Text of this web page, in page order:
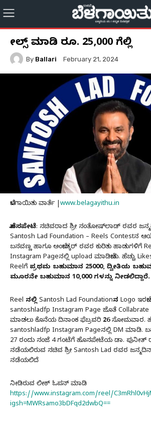
ರೀಲ್ಸ್‌ ಮಾಡಿ ರೂ. 25,000 ಗೆಲ್ಲಿ
By Ballari February 21, 2024
ಬೆಳಗಾಯಿತು ವಾರ್ತೆ | www.belagayithu.in
ಹೊಸಪೇಟೆ: ಸಚಿವರಾದ ಶ್ರೀ ಸಂತೋಷ್‌ಲಾಡ್‌ ರವರ
Santosh Lad Foundation – Reels
ಬಸವಣ್ಣ ಹಾಗೂ ಅಂಬೇಡ್ಕರ್‌ ರವರ ಕುರಿತು ಹಾಡುಗಳಿಗೆ
Instagram Pageನಲ್ಲಿ upload ಮಾಡಿಬೇಕು. ಹೆಚ್ಚು
Reelಗೆ ಪ್ರಥಮ ಬಹುಮಾನ 25000, ದ್ವೀತಿಯ
ಮೂರನೇ ಬಹುಮಾನ 10,000 ಗಳನ್ನು ನೀಡಲಿದ್ದಾರೆ.
Reel ನಲ್ಲಿ Santosh Lad Foundationನ Logo
santoshladfp Instagram Page ಜೊತೆ Collabrate
ಮಾಡಲು ಕೊನೆಯ ದಿನಾಂಕ ಫೆಬ್ರವರಿ 26ಸೋಮವಾರ.
santoshladfp Instagram Pageನಲ್ಲಿ DM ಮಾಡಿ.
27 ರಂದು ಸಂಜೆ 4 ಗಂಟೆಗೆ ಹೊಸಪೇಟೆಯ ಡಾ. ಪುನೀತ್‌
ನಡೆಯಲಿರುವ ಸಚಿವ ಶ್ರೀ Santosh Lad ರವರ
ನಡೆಯಲಿದೆ
ನೀಡಿರುವ ಲೀಕ್‌ ಓಪನ್‌ ಮಾಡಿ
https://www.instagram.com/reel/
igsh=MWRsamo3bDFqd2dwbQ==